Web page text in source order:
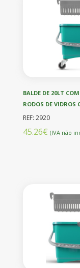
BALDE DE 20LT
RODOS DE VIDROS
REF: 2920
45.26€ (IVA não